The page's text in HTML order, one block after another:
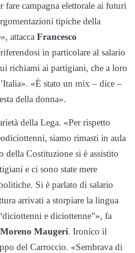
fare campagna elettorale ai futuri
tipiche della
attacca Francesco
in particolare al salario
richiami ai partigiani, che a loro
«È stato un mix – dice –
della donna».
della Lega. «Per rispetto
siamo rimasti in aula
della Costituzione si è assistito
e ci sono state mere
Si è parlato di salario
arrivati a storpiare la lingua
e diciottenne”», fa
Moreno Maugeri. Ironico il
del Carroccio. «Sembrava di